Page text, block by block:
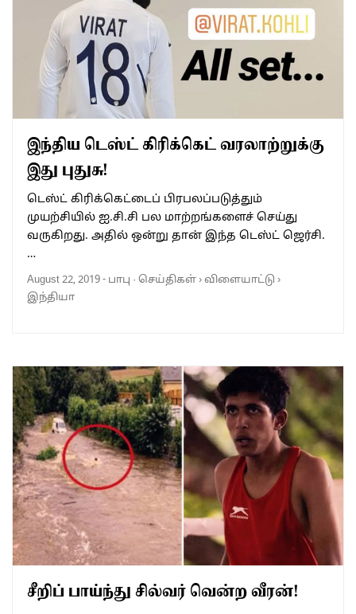
இந்திய டெஸ்ட் கிரிக்கெட் வரலாற்றுக்கு
இது புதுசு!
டெஸ்ட் கிரிக்கெட்டைப் பிரபலப்படுத்தும்
முயற்சியில் ஐ.சி.சி பல மாற்றங்களைச் செய்து
வருகிறது. அதில் ஒன்று தான் இந்த டெஸ்ட் ஜெர்சி.
…
August 22, 2019- பாபு · செய்திகள்›விளையாட்டு ›
இந்தியா
சீறிப் பாய்ந்து சில்வர் வென்ற வீரன்!